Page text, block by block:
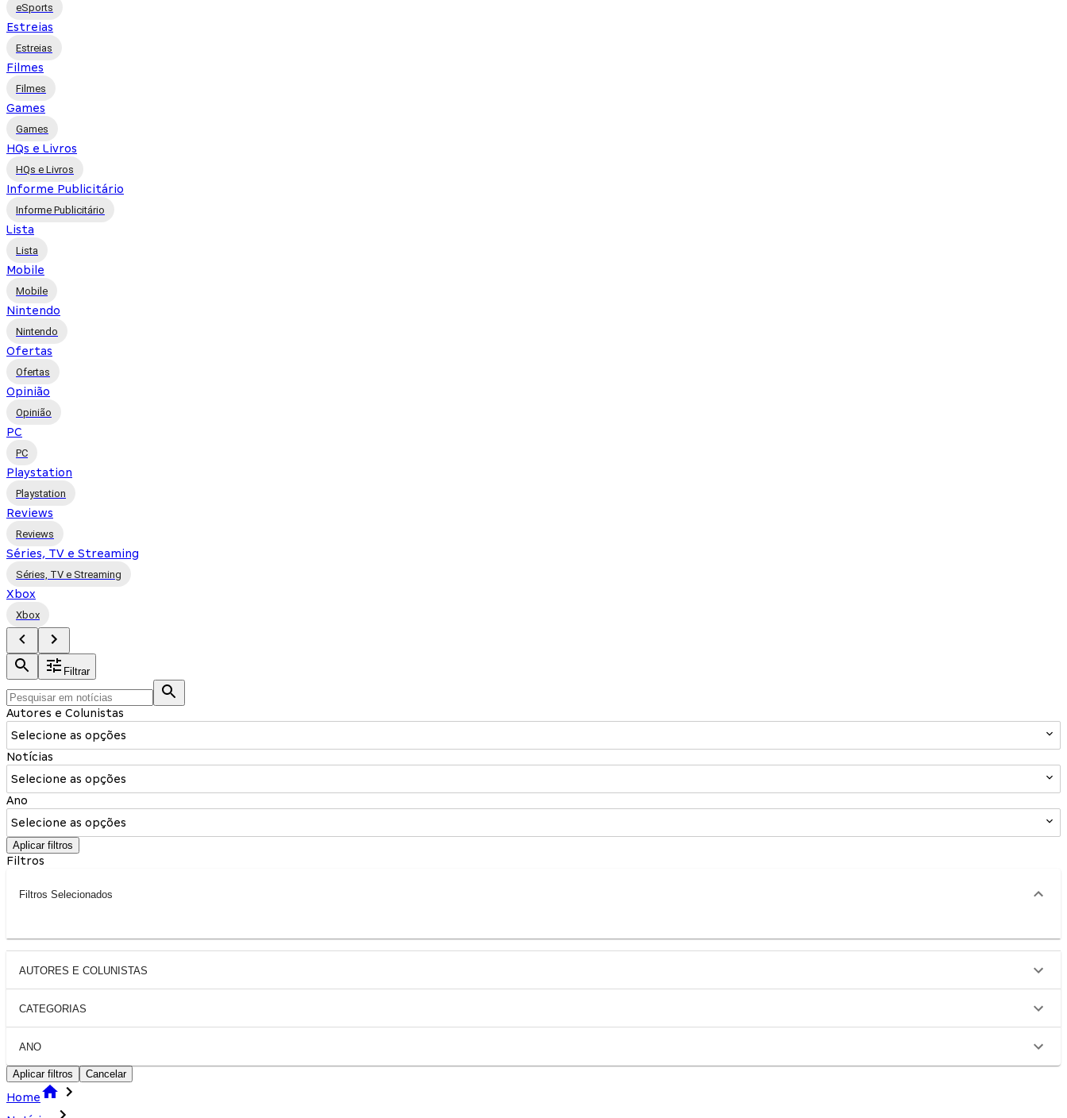
eSports
Estreias
Estreias
Filmes
Filmes
Games
Games
HQs e Livros
HQs e Livros
Informe Publicitário
Informe Publicitário
Lista
Lista
Mobile
Mobile
Nintendo
Nintendo
Ofertas
Ofertas
Opinião
Opinião
PC
PC
Playstation
Playstation
Reviews
Reviews
Séries, TV e Streaming
Séries, TV e Streaming
Xbox
Xbox
Filtrar
Autores e Colunistas
Selecione as opções
Notícias
Selecione as opções
Ano
Selecione as opções
Aplicar filtros
Filtros
Filtros Selecionados
AUTORES E COLUNISTAS
CATEGORIAS
ANO
Aplicar filtros Cancelar
Home